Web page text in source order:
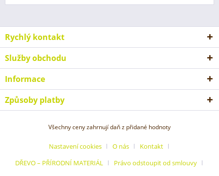
Rychlý kontakt
Služby obchodu
Informace
Způsoby platby
Všechny ceny zahrnují daň z přidané hodnoty
Nastavení cookies O nás
Kontakt
DŘEVO – PŘÍRODNÍ MATERIÁL
Právo odstoupit od smlouvy